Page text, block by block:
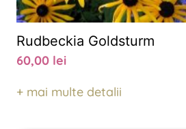
Rudbeckia Goldsturm
60,00 lei
+ mai multe detalii